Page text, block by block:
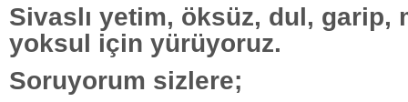
Sivaslı yetim, öksüz, dul, garip,
yoksul için yürüyoruz.
Soruyorum sizlere;